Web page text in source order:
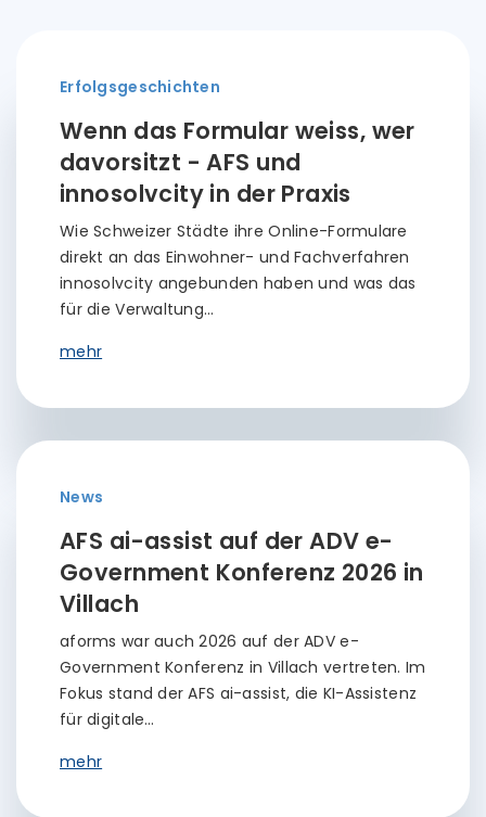
Erfolgsgeschichten
Wenn das Formular weiss, wer
davorsitzt - AFS und
innosolvcity in der Praxis
Wie Schweizer Städte ihre Online-Formulare
direkt an das Einwohner- und Fachverfahren
innosolvcity angebunden haben und was das
für die Verwaltung…
mehr
News
AFS ai-assist auf der ADV e-
Government Konferenz 2026 in
Villach
aforms war auch 2026 auf der ADV e-
Government Konferenz in Villach vertreten. Im
Fokus stand der AFS ai-assist, die KI-Assistenz
für digitale…
mehr